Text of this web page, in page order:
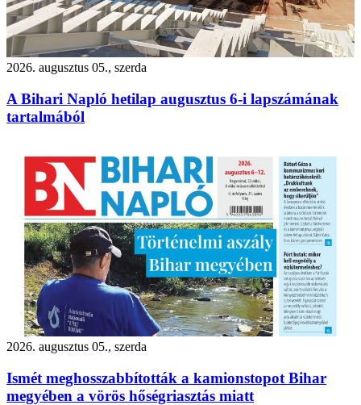
2026. augusztus 05., szerda
A Bihari Napló hetilap augusztus 6-i lapszámának
tartalmából
2026. augusztus 05., szerda
Ismét meghosszabbították a kamionstopot Bihar
megyében a vörös hőségriasztás miatt